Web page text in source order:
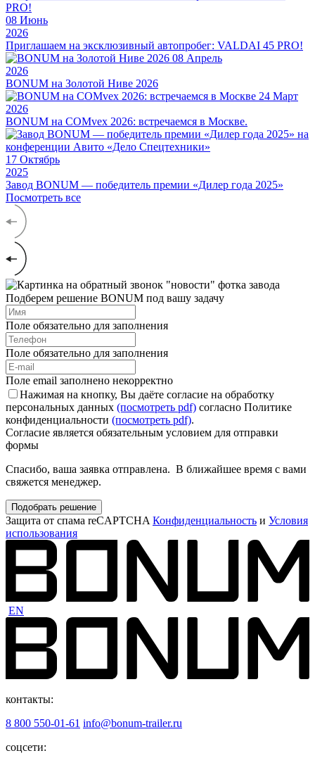
08 Июнь
2026
Приглашаем на эксклюзивный автопробег: VALDAI 45 PRO!
08 Апрель
2026
BONUM на Золотой Ниве 2026
24 Март
2026
BONUM на COMvex 2026: встречаемся в Москве.
17 Октябрь
2025
Завод BONUM — победитель премии «Дилер года 2025»
Посмотреть все
Подберем решение BONUM под вашу задачу
Поле обязательно для заполнения
Поле обязательно для заполнения
Поле email заполнено некорректно
Нажимая на кнопку, Вы даёте согласие на обработку
персональных данных (посмотреть pdf) согласно Политике
конфиденциальности (посмотреть pdf).
Согласие является обязательным условием для отправки
формы
Спасибо, ваша заявка отправлена. В ближайшее время с вами
свяжется менеджер.
Подобрать решение
Защита от спама reCAPTCHA Конфиденциальность и Условия
использования
EN
контакты:
8 800 550-01-61 info@bonum-trailer.ru
соцсети: